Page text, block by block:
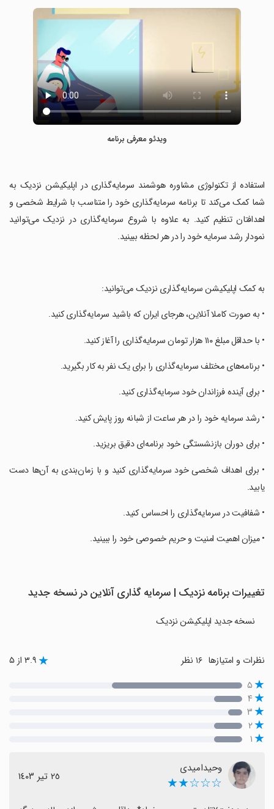
ویدئو معرفی برنامه
‏استفاده از تکنولوژی مشاوره هوشمند سرمایه‌گذاری در اپلیکیشن نزدیک به
شما کمک می‌کند تا برنامه سرمایه‌گذاری خود را متناسب با شرایط شخصی و
اهدافتان تنظیم کنید. به علاوه با شروع سرمایه‌گذاری در نزدیک می‌توانید
نمودار رشد سرمایه خود را در هر لحظه ببینید.
‏به کمک اپلیکیشن سرمایه‌گذاری نزدیک می‌توانید:
‏• به صورت کاملا آنلاین، هرجای ایران که باشید سرمایه‌گذاری کنید.
‏• با حداقل مبلغ ۱۱۰ هزار تومان سرمایه‌گذاری را آغاز کنید.
‏• برنامه‌های مختلف سرمایه‌گذاری را برای یک نفر به کار بگیرید.
‏• برای آینده فرزاندان خود سرمایه‌گذاری کنید.
‏• رشد سرمایه‌ خود را در هر ساعت از شبانه روز پایش کنید.
‏• برای دوران بازنشستگی خود برنامه‌ای دقیق بریزید.
‏• برای اهداف شخصی خود سرمایه‌گذاری کنید و با زمان‌بندی به آن‌ها دست
یابید.
‏• شفافیت در سرمایه‌گذاری را احساس کنید.
‏• میزان اهمیت امنیت و حریم خصوصی خود را ببینید.
تغییرات برنامه نزدیک | سرمایه گذاری آنلاین در نسخه جدید
نسخه جدید اپلیکیشن نزدیک
نظرات و امتیازها ۳.۹ از ۵
۵
۴
۳
۲
۱
وحیدامیدی
☆☆☆★★ ٢٥ تیر ١٤٠٣